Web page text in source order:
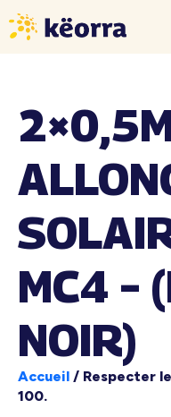
MC4 –
NOIR)
Accueil / Respecter
100.